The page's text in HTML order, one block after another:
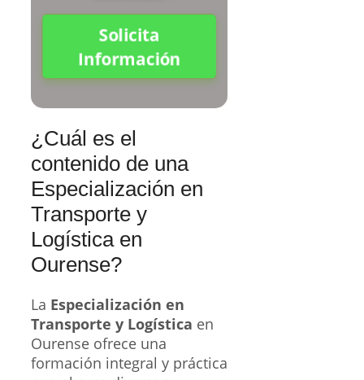
Solicita
Información
¿Cuál es el
contenido de una
Especialización en
Transporte y
Logística en
Ourense?
La Especialización en
Transporte y Logística en
Ourense ofrece una
formación integral y práctica